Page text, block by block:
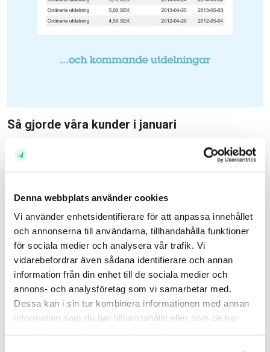
Denna webbplats använder cookies
Vi använder enhetsidentifierare för att anpassa innehållet
och annonserna till användarna, tillhandahålla funktioner
för sociala medier och analysera vår trafik. Vi
vidarebefordrar även sådana identifierare och annan
information från din enhet till de sociala medier och
annons- och analysföretag som vi samarbetar med.
Dessa kan i sin tur kombinera informationen med annan
information som du har tillhandahållit eller som de har
Så gjorde våra kunder i januari
Här nedanför ser ni vilka aktier som ökat mest i antal
ägare bland våra kunder under december månad.
fondtips
inför februari!
Aktier
Ökning av antalet ägare (sv. aktier)
Aktie
Verksamhet
1
Nordea Bank
2
Hennes & Mauritz Kläder
3
Skanska Bygg